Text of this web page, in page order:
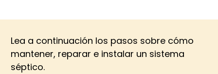
Lea a continuación los pasos sobre cómo
mantener, reparar e instalar un sistema
séptico.